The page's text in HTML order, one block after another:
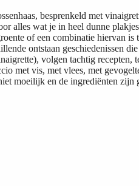
besprenkeld met
alles wat je in heel dunne
of een combinatie hiervan is
ontstaan geschiedenissen
volgen tachtig recepten,
met vis, met vlees, met
moeilijk en de ingrediënten zijn